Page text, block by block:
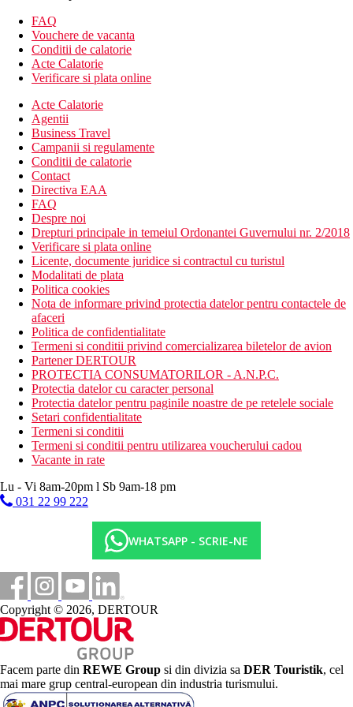
Descrierea hotelului
Hotelul dispune de:
hol de intrare cu receptie
restaurantul principal
Wi-Fi la receptie (gratuit)
bar in receptie
bar langa piscina
cafenea maur
discoteca (bauturi contra cost)
magazine
coafor
conexiune la internet contra cost
2 piscine (umbrele de soare si sezlonguri gratuite,
prosoape pentru un depozit rambursabil)
piscina pentru copii
piscina acoperita
loc de joaca
mini club
Descrierea plajei
nisipos
sezlonguri si umbrele (gratuit)
prosoape de plaja (contra depozit)
Activitati sportive gratuite
programe de animatie
programe de seara
Activitati sportive contra cost
centru de talasso
hamam
sauna
masaje
sporturi acvatice pe plaja
golf Port El Kantaoui
Mese
All Inclusive
Micul dejun, prânzul si cina sub forma de bufet bogat
Gustare de dupa amiaza
Cantitate nelimitata de bauturi nealcoolice imbuteliate si
bauturi alcoolice selectate de productie locala (09.00-
01.00)
*Pentru cina este necesara tinuta formala.
FAQ
Vouchere de vacanta
Conditii de calatorie
Acte Calatorie
Verificare si plata online
Acte Calatorie
Agentii
Business Travel
Campanii si regulamente
Conditii de calatorie
Contact
Directiva EAA
FAQ
Despre noi
Drepturi principale in temeiul Ordonantei Guvernului nr. 2/2018
Verificare si plata online
Licente, documente juridice si contractul cu turistul
Modalitati de plata
Politica cookies
Nota de informare privind protectia datelor pentru contactele de
afaceri
Politica de confidentialitate
Termeni si conditii privind comercializarea biletelor de avion
Partener DERTOUR
PROTECTIA CONSUMATORILOR - A.N.P.C.
Protectia datelor cu caracter personal
Protectia datelor pentru paginile noastre de pe retelele sociale
Setari confidentialitate
Termeni si conditii
Termeni si conditii pentru utilizarea voucherului cadou
Vacante in rate
Lu - Vi 8am-20pm l Sb 9am-18 pm
031 22 99 222
WHATSAPP - SCRIE-NE
Copyright © 2026, DERTOUR
Facem parte din REWE Group si din divizia sa DER Touristik, cel
mai mare grup central-european din industria turismului.